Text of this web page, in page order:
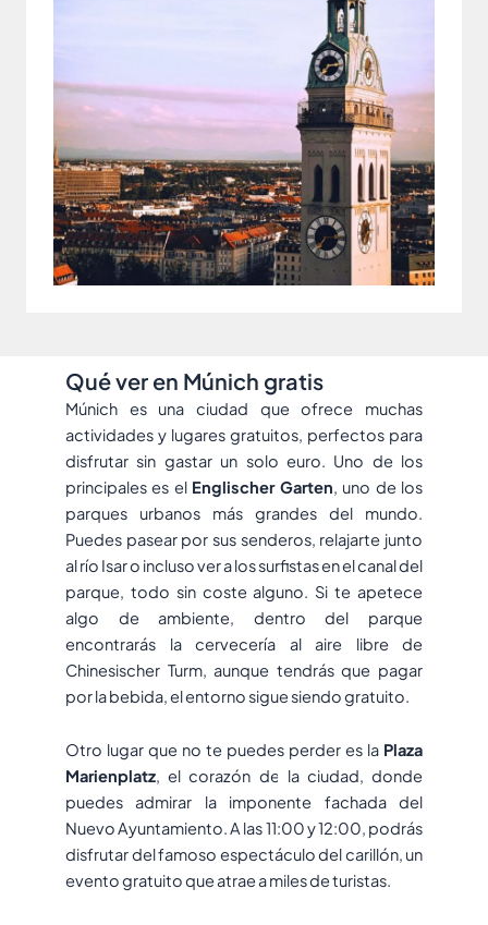
Qué ver en Múnich gratis
Múnich es una ciudad que ofrece muchas
actividades y lugares gratuitos, perfectos para
disfrutar sin gastar un solo euro. Uno de los
principales es el Englischer Garten, uno de los
parques urbanos más grandes del mundo.
Puedes pasear por sus senderos, relajarte junto
al río Isar o incluso ver a los surfistas en el canal del
parque, todo sin coste alguno. Si te apetece
algo de ambiente, dentro del parque
encontrarás la cervecería al aire libre de
Chinesischer Turm, aunque tendrás que pagar
por la bebida, el entorno sigue siendo gratuito.
Otro lugar que no te puedes perder es la Plaza
Marienplatz, el corazón de la ciudad, donde
puedes admirar la imponente fachada del
Nuevo Ayuntamiento. A las 11:00 y 12:00, podrás
disfrutar del famoso espectáculo del carillón, un
evento gratuito que atrae a miles de turistas.